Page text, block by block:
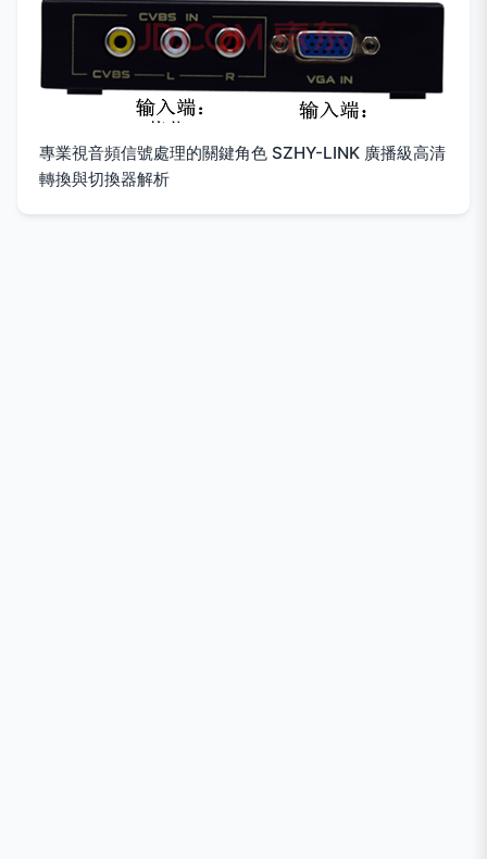
專業視音頻信號處理的關鍵角色 SZHY-LINK 廣播級高清
轉換與切換器解析